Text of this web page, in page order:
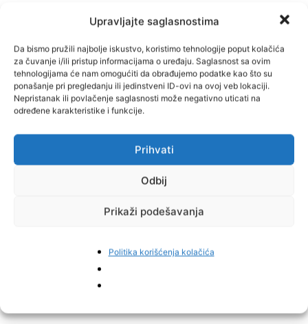
Upravljajte saglasnostima
Da bismo pružili najbolje iskustvo, koristimo tehnologije poput kolačića
za čuvanje i/ili pristup informacijama o uređaju. Saglasnost sa ovim
tehnologijama će nam omogućiti da obrađujemo podatke kao što su
ponašanje pri pregledanju ili jedinstveni ID-ovi na ovoj veb lokaciji.
Nepristanak ili povlačenje saglasnosti može negativno uticati na
određene karakteristike i funkcije.
Prihvati
Odbij
Prikaži podešavanja
Politika korišćenja kolačića